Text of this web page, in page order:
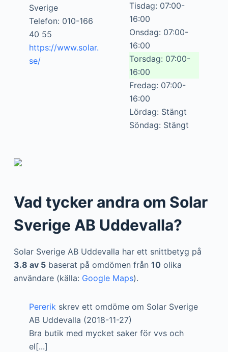
Sverige
Telefon: 010-166
40 55
https://www.solar.
se/
Tisdag: 07:00-
16:00
Onsdag: 07:00-
16:00
Torsdag: 07:00-
16:00
Fredag: 07:00-
16:00
Lördag: Stängt
Söndag: Stängt
Vad tycker andra om Solar
Sverige AB Uddevalla?
Solar Sverige AB Uddevalla har ett snittbetyg på
3.8 av 5baserat på omdömen från 10olika
användare (källa: Google Maps).
Pererikskrev ett omdöme om Solar Sverige
AB Uddevalla (2018-11-27)
Bra butik med mycket saker för vvs och
el[...]